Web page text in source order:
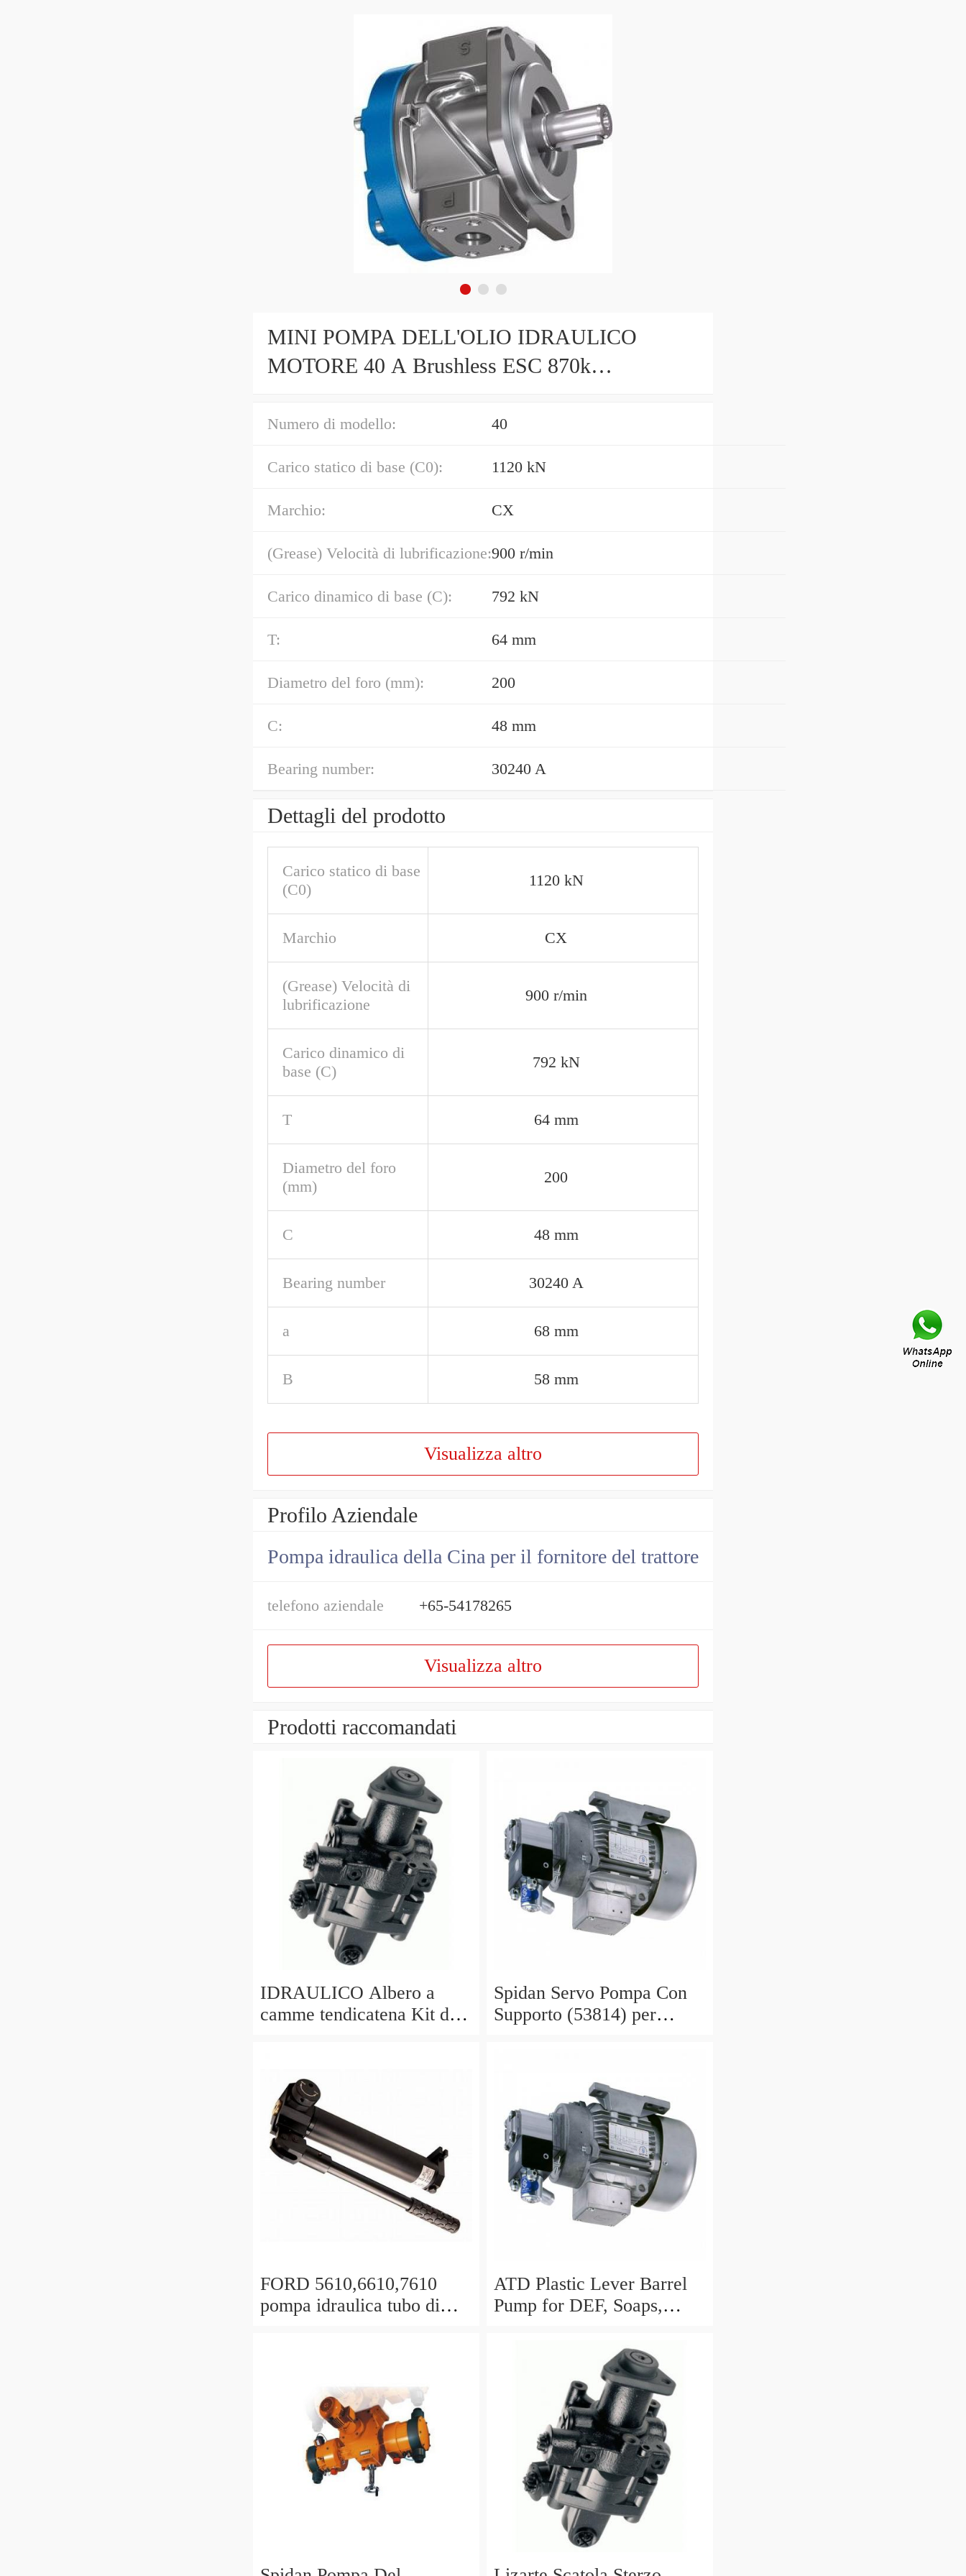
MINI POMPA DELL'OLIO IDRAULICO
MOTORE 40 A Brushless ESC 870k
Numero di modello: 40
Carico statico di base (C0): 1120 kN
Marchio: CX
(Grease) Velocità di lubrificazione:900 r/min
Carico dinamico di base (C): 792 kN
T: 64 mm
Diametro del foro (mm): 200
C: 48 mm
Bearing number: 30240 A
Dettagli del prodotto
Carico statico di base
(C0)
1120 kN
Marchio CX
(Grease) Velocità di
lubrificazione
900 r/min
Carico dinamico di
base (C)
792 kN
T 64 mm
Diametro del foro
(mm)
200
C 48 mm
Bearing number 30240 A
a 68 mm
B 58 mm
Visualizza altro
Profilo Aziendale
Pompa idraulica della Cina per il fornitore del trattore
telefono aziendale +65-54178265
Visualizza altro
Prodotti raccomandati
IDRAULICO Albero a
camme tendicatena Kit di
Spidan Servo Pompa Con
Supporto (53814) per
FORD 5610,6610,7610
pompa idraulica tubo di
ATD Plastic Lever Barrel
Pump for DEF, Soaps,